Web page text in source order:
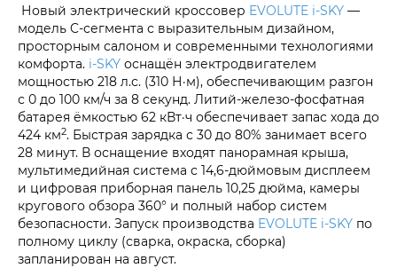
Новый электрический кроссовер EVOLUTE i‑SKY —
модель C-сегмента с выразительным дизайном,
просторным салоном и современными технологиями
комфорта. i‑SKY оснащён электродвигателем
мощностью 218 л.с. (310 Н·м), обеспечивающим разгон
с 0 до 100 км/ч за 8 секунд. Литий-железо-фосфатная
батарея ёмкостью 62 кВт·ч обеспечивает запас хода до
424 км2. Быстрая зарядка с 30 до 80% занимает всего
28 минут. В оснащение входят панорамная крыша,
мультимедийная система с 14,6-дюймовым дисплеем
и цифровая приборная панель 10,25 дюйма, камеры
кругового обзора 360° и полный набор систем
безопасности. Запуск производства EVOLUTE i‑SKY по
полному циклу (сварка, окраска, сборка)
запланирован на август.